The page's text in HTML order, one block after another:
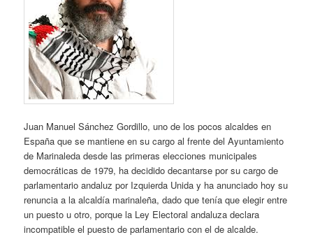
Juan Manuel Sánchez Gordillo, uno de los pocos alcaldes en
España que se mantiene en su cargo al frente del Ayuntamiento
de Marinaleda desde las primeras elecciones municipales
democráticas de 1979, ha decidido decantarse por su cargo de
parlamentario andaluz por Izquierda Unida y ha anunciado hoy su
renuncia a la alcaldía marinaleña, dado que tenía que elegir entre
un puesto u otro, porque la Ley Electoral andaluza declara
incompatible el puesto de parlamentario con el de alcalde.